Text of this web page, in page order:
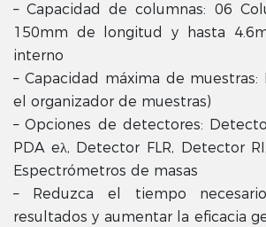
– Capacidad de columnas: 06
150mm de longitud y hasta
interno
– Capacidad máxima de muestras:
el organizador de muestras)
– Opciones de detectores:
PDA eλ, Detector FLR, Detector
Espectrómetros de masas
– Reduzca el tiempo
resultados y aumentar la eficacia